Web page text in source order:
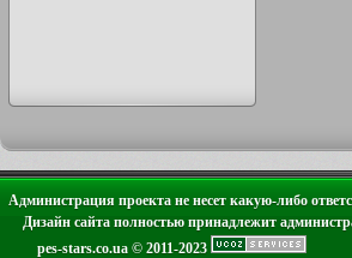
Администрация проекта не несет какую-либо
Дизайн сайта полностью принадлежит
pes-stars.co.ua © 2011-2023